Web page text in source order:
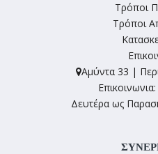
Τρόποι
Τρόποι
Αμύντα 33 |
Δευτέρα ως